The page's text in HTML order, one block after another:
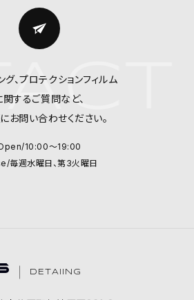
グ、プロテクションフィルム
関するご質問など、
お問い合わせください。
10:00～19:00
毎週水曜日、第3火曜日
DETAIING